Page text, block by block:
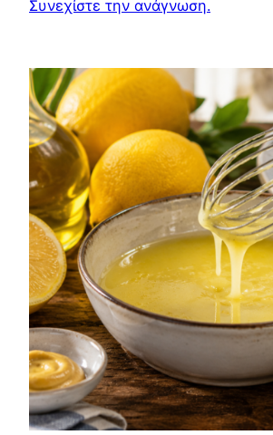
Συνεχίστε την ανάγνωση.